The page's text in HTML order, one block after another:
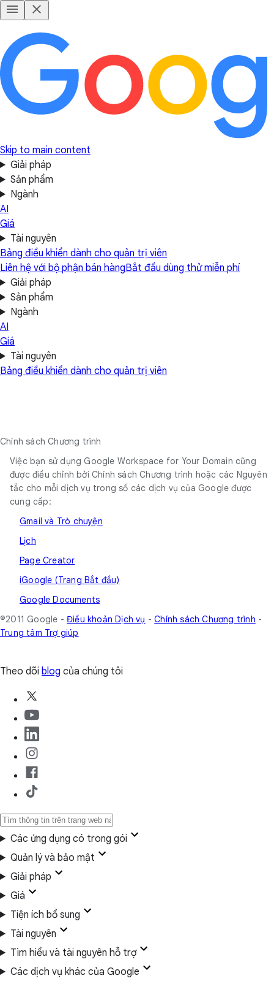
Skip to main content
Giải pháp
Sản phẩm
Ngành
AI
Giá
Tài nguyên
Bảng điều khiển dành cho quản trị viên
Liên hệ với bộ phận bán hàngBắt đầu dùng thử miễn phí
Giải pháp
Sản phẩm
Ngành
AI
Giá
Tài nguyên
Bảng điều khiển dành cho quản trị viên
Chính sách Chương trình
Việc bạn sử dụng Google Workspace for Your Domain cũng
được điều chỉnh bởi Chính sách Chương trình hoặc các Nguyên
tắc cho mỗi dịch vụ trong số các dịch vụ của Google được
cung cấp:
Gmail và Trò chuyện
Lịch
Page Creator
iGoogle (Trang Bắt đầu)
Google Documents
©2011 Google - Điều khoản Dịch vụ -Chính sách Chương trình -
Trung tâm Trợ giúp
Theo dõi blog của chúng tôi
Các ứng dụng có trong gói
Quản lý và bảo mật
Giải pháp
Giá
Tiện ích bổ sung
Tài nguyên
Tìm hiểu và tài nguyên hỗ trợ
Các dịch vụ khác của Google